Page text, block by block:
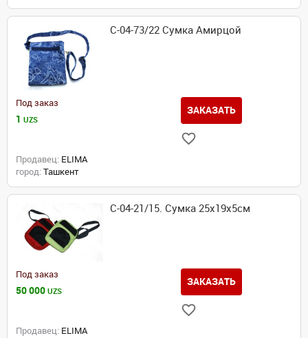
С-04-73/22 Сумка Амирцой
Под заказ
1 UZS
ЗАКАЗАТЬ
Продавец: ELIMA
город: Ташкент
С-04-21/15. Сумка 25x19x5см
Под заказ
50 000 UZS
ЗАКАЗАТЬ
Продавец: ELIMA